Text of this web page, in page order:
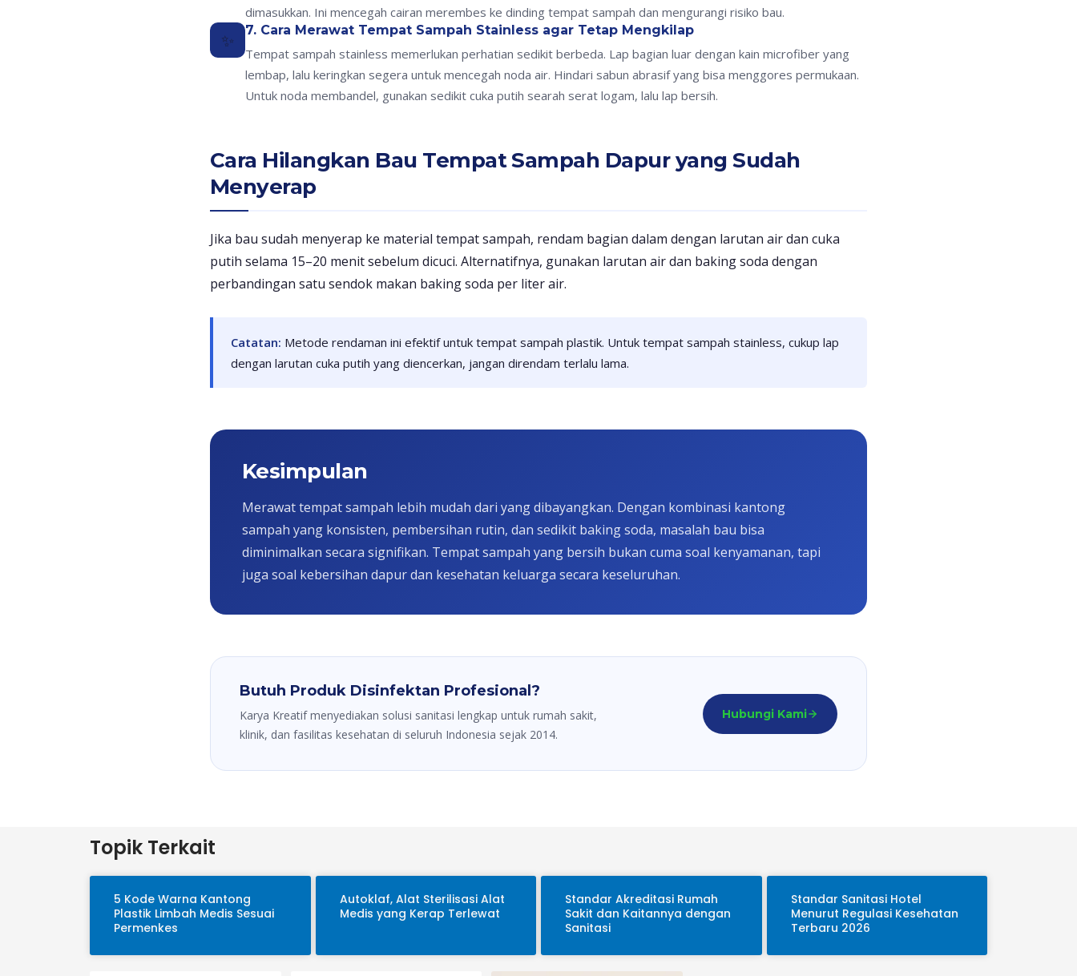
dimasukkan. Ini mencegah cairan merembes ke dinding tempat sampah dan mengurangi risiko bau.
✨ 7. Cara Merawat Tempat Sampah Stainless agar Tetap Mengkilap
Tempat sampah stainless memerlukan perhatian sedikit berbeda. Lap bagian luar dengan kain microfiber yang
lembap, lalu keringkan segera untuk mencegah noda air. Hindari sabun abrasif yang bisa menggores permukaan.
Untuk noda membandel, gunakan sedikit cuka putih searah serat logam, lalu lap bersih.
Cara Hilangkan Bau Tempat Sampah Dapur yang Sudah
Menyerap
Jika bau sudah menyerap ke material tempat sampah, rendam bagian dalam dengan larutan air dan cuka
putih selama 15–20 menit sebelum dicuci. Alternatifnya, gunakan larutan air dan baking soda dengan
perbandingan satu sendok makan baking soda per liter air.
Catatan: Metode rendaman ini efektif untuk tempat sampah plastik. Untuk tempat sampah stainless, cukup lap
dengan larutan cuka putih yang diencerkan, jangan direndam terlalu lama.
Kesimpulan
Merawat tempat sampah lebih mudah dari yang dibayangkan. Dengan kombinasi kantong
sampah yang konsisten, pembersihan rutin, dan sedikit baking soda, masalah bau bisa
diminimalkan secara signifikan. Tempat sampah yang bersih bukan cuma soal kenyamanan, tapi
juga soal kebersihan dapur dan kesehatan keluarga secara keseluruhan.
Butuh Produk Disinfektan Profesional?
Karya Kreatif menyediakan solusi sanitasi lengkap untuk rumah sakit,
klinik, dan fasilitas kesehatan di seluruh Indonesia sejak 2014.
Hubungi Kami
Topik Terkait
5 Kode Warna Kantong
Plastik Limbah Medis Sesuai
Permenkes
Autoklaf, Alat Sterilisasi Alat
Medis yang Kerap Terlewat
Standar Akreditasi Rumah
Sakit dan Kaitannya dengan
Sanitasi
Standar Sanitasi Hotel
Menurut Regulasi Kesehatan
Terbaru 2026